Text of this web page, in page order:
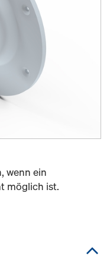
wenn ein
möglich ist.